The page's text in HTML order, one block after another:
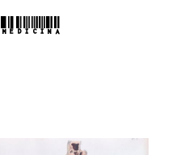
MEDICINA